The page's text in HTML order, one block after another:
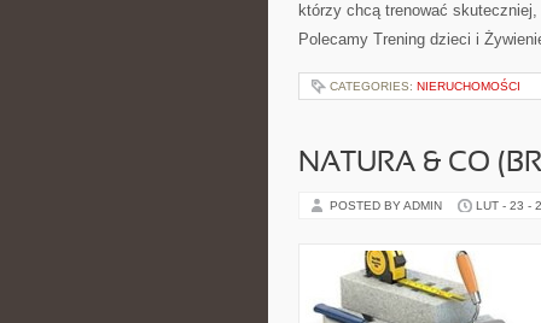
którzy chcą trenować
Polecamy Trening dzieci i
CATEGORIES: NIERUCHOMOŚCI
NATURA & CO
POSTED BY ADMIN LUT - 23 -